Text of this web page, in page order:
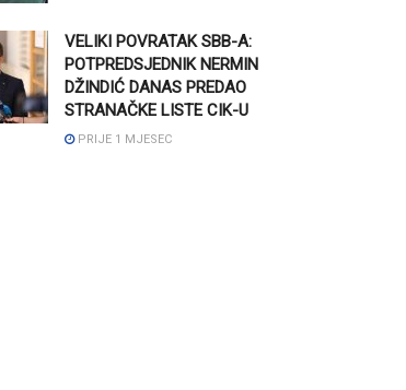
VELIKI POVRATAK SBB-A:
POTPREDSJEDNIK NERMIN
DŽINDIĆ DANAS PREDAO
STRANAČKE LISTE CIK-U
PRIJE 1 MJESEC